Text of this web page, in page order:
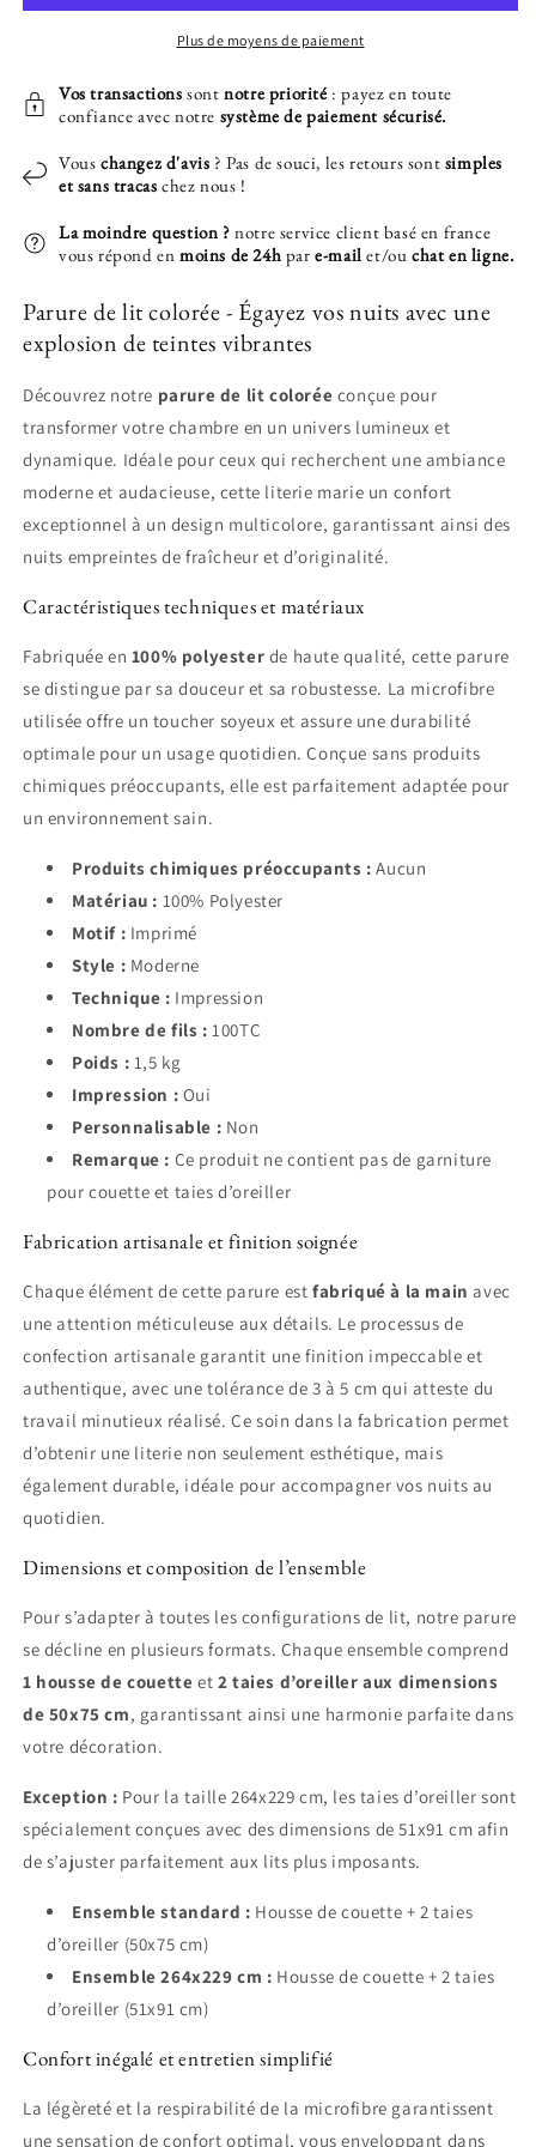
colorée
colorée
Plus de moyens de paiement
Vos transactions sontnotre priorité : payez en toute
confiance avec notre système de paiement sécurisé.
Vous changez d'avis ? Pas de souci, les retours sont simples
et sans tracas chez nous !
La moindre question ? notre service client basé en france
vous répond en moins de 24h pare-mail et/ouchat en ligne.
Parure de lit colorée - Égayez vos nuits avec une
explosion de teintes vibrantes
Découvrez notre parure de lit colorée conçue pour
transformer votre chambre en un univers lumineux et
dynamique. Idéale pour ceux qui recherchent une ambiance
moderne et audacieuse, cette literie marie un confort
exceptionnel à un design multicolore, garantissant ainsi des
nuits empreintes de fraîcheur et d’originalité.
Caractéristiques techniques et matériaux
Fabriquée en 100% polyester de haute qualité, cette parure
se distingue par sa douceur et sa robustesse. La microfibre
utilisée offre un toucher soyeux et assure une durabilité
optimale pour un usage quotidien. Conçue sans produits
chimiques préoccupants, elle est parfaitement adaptée pour
un environnement sain.
Produits chimiques préoccupants : Aucun
Matériau : 100% Polyester
Motif : Imprimé
Style : Moderne
Technique : Impression
Nombre de fils : 100TC
Poids : 1,5 kg
Impression : Oui
Personnalisable : Non
Remarque : Ce produit ne contient pas de garniture
pour couette et taies d’oreiller
Fabrication artisanale et finition soignée
Chaque élément de cette parure est fabriqué à la main avec
une attention méticuleuse aux détails. Le processus de
confection artisanale garantit une finition impeccable et
authentique, avec une tolérance de 3 à 5 cm qui atteste du
travail minutieux réalisé. Ce soin dans la fabrication permet
d’obtenir une literie non seulement esthétique, mais
également durable, idéale pour accompagner vos nuits au
quotidien.
Dimensions et composition de l’ensemble
Pour s’adapter à toutes les configurations de lit, notre parure
se décline en plusieurs formats. Chaque ensemble comprend
1 housse de couette et 2 taies d’oreiller aux dimensions
de 50x75 cm, garantissant ainsi une harmonie parfaite dans
votre décoration.
Exception : Pour la taille 264x229 cm, les taies d’oreiller sont
spécialement conçues avec des dimensions de 51x91 cm afin
de s’ajuster parfaitement aux lits plus imposants.
Ensemble standard : Housse de couette + 2 taies
d’oreiller (50x75 cm)
Ensemble 264x229 cm : Housse de couette + 2 taies
d’oreiller (51x91 cm)
Confort inégalé et entretien simplifié
La légèreté et la respirabilité de la microfibre garantissent
une sensation de confort optimal, vous enveloppant dans